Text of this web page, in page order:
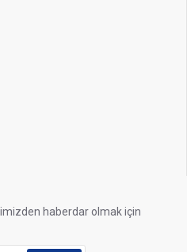
haberdar olmak için